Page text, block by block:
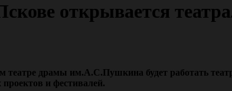
открывается
театре драмы им.А.С.Пушкина будет работать
и фестивалей.